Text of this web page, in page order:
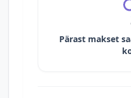
Pärast makset